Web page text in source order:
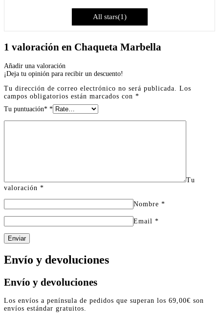
All stars(1)
1 valoración en Chaqueta Marbella
Añadir una valoración
¡Deja tu opinión para recibir un descuento!
Tu dirección de correo electrónico no será publicada.
Los
campos obligatorios están marcados con *
Tu puntuación* *
Tu
valoración *
Nombre *
Email *
Enviar
Envío y devoluciones
Envío y devoluciones
Los envíos a península de pedidos que superan los 69,00€ son
envíos estándar gratuitos.